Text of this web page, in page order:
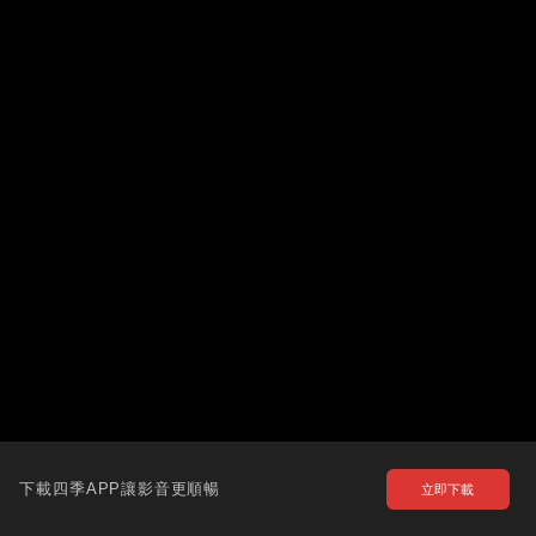
下載四季APP讓影音更順暢 立即下載